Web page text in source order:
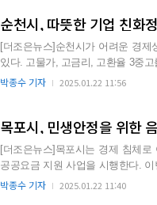
순천시, 따뜻한 기업 친화
[더조은뉴스]순천시가 어려운 경
있다. 고물가, 고금리, 고환율 3중고를 겪고 있는 지역 기업에 실효성 있는 맞춤형 지원정책을 펼쳐
민생경제 회복에 온…
박종수 기자 2025.01.22 11:56
목포시, 민생안정을 위한
[더조은뉴스]목포시는 경제 침체
공공요금 지원 사업을 시행한다. 이번 지원 사업은 전기세와 가스비 등 공공요금 부담을 덜어주기
위해 관내 영세 음식점 …
박종수 기자 2025.01.22 11:40